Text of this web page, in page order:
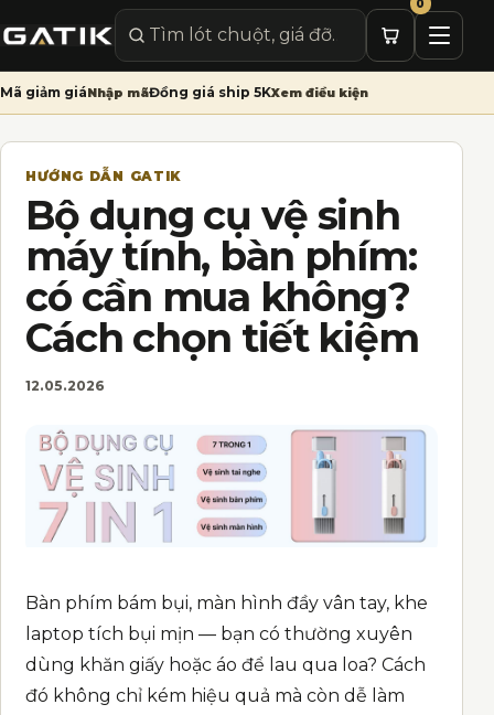
Mở
Tìm sản phẩm
0
Mã giảm giáNhập mãĐồng giá ship 5KXem điều kiện
HƯỚNG DẪN GATIK
Bộ dụng cụ vệ sinh
máy tính, bàn phím:
có cần mua không?
Cách chọn tiết kiệm
12.05.2026
Bàn phím bám bụi, màn hình đầy vân tay, khe
laptop tích bụi mịn — bạn có thường xuyên
dùng khăn giấy hoặc áo để lau qua loa? Cách
đó không chỉ kém hiệu quả mà còn dễ làm